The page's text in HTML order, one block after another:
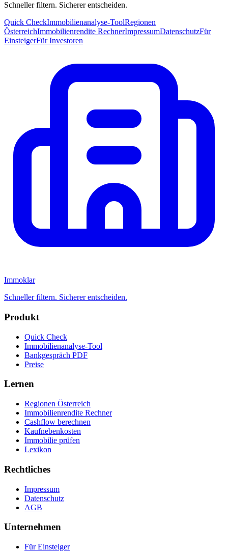
Schneller filtern. Sicherer entscheiden.
Quick CheckImmobilienanalyse-ToolRegionen
ÖsterreichImmobilienrendite RechnerImpressumDatenschutzFür
EinsteigerFür Investoren
Immoklar
Schneller filtern. Sicherer entscheiden.
Produkt
Quick Check
Immobilienanalyse-Tool
Bankgespräch PDF
Preise
Lernen
Regionen Österreich
Immobilienrendite Rechner
Cashflow berechnen
Kaufnebenkosten
Immobilie prüfen
Lexikon
Rechtliches
Impressum
Datenschutz
AGB
Unternehmen
Für Einsteiger